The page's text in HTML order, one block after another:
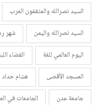
السيد نصرالله والمثقفون العرب
السيد نصرالله واليمن
شهر
اليوم العالمي للغة
القضاء
المسجد الأقصى
هشام حداد
جامعة عدن
الجامعات في